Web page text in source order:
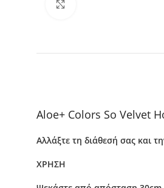
Aloe+ Colors So Velvet
Αλλάξτε τη διάθεσή σας και
ΧΡΗΣΗ